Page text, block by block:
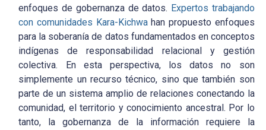
enfoques de gobernanza de datos. Expertos trabajando
con comunidades Kara-Kichwahan propuesto enfoques
para la soberanía de datos fundamentados en conceptos
indígenas de responsabilidad relacional y gestión
colectiva. En esta perspectiva, los datos no son
simplemente un recurso técnico, sino que también son
parte de un sistema amplio de relaciones conectando la
comunidad, el territorio y conocimiento ancestral. Por lo
tanto, la gobernanza de la información requiere la